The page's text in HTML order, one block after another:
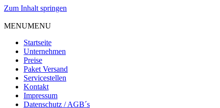
Zum Inhalt springen
MENUMENU
Startseite
Unternehmen
Preise
Paket Versand
Servicestellen
Kontakt
Impressum
Datenschutz / AGB´s